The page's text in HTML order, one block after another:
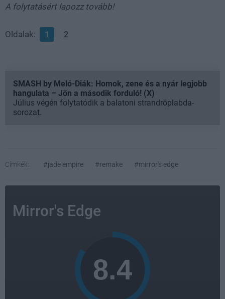
A folytatásért lapozz tovább!
Oldalak: 1 2
SMASH by Meló-Diák: Homok, zene és a nyár legjobb
hangulata – Jön a második forduló! (X)
Július végén folytatódik a balatoni strandröplabda-
sorozat.
Címkék: #jade empire #remake #mirror's edge
Mirror's Edge